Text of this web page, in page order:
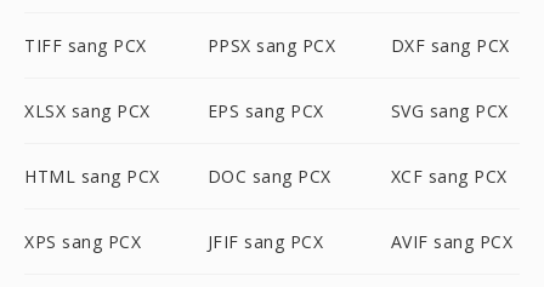
TIFF sang PCX PPSX sang PCX DXF sang PCX
XLSX sang PCX EPS sang PCX SVG sang PCX
HTML sang PCX DOC sang PCX XCF sang PCX
XPS sang PCX JFIF sang PCX AVIF sang PCX